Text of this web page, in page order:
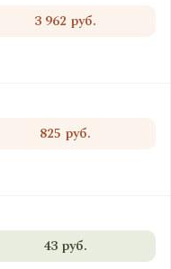
3 962 руб.
825 руб.
43 руб.